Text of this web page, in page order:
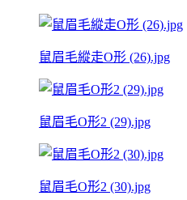
鼠眉毛縱走O形 (26).jpg
鼠眉毛O形2 (29).jpg
鼠眉毛O形2 (30).jpg